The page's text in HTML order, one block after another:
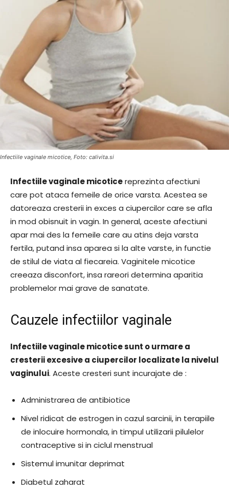
Infectiile vaginale micotice, Foto: calivita.si
Infectiile vaginale micoticereprezinta afectiuni
care pot ataca femeile de orice varsta. Acestea se
datoreaza cresterii in exces a ciupercilor care se afla
in mod obisnuit in vagin. In general, aceste afectiuni
apar mai des la femeile care au atins deja varsta
fertila, putand insa aparea si la alte varste, in functie
de stilul de viata al fiecareia. Vaginitele micotice
creeaza disconfort, insa rareori determina aparitia
problemelor mai grave de sanatate.
Cauzele infectiilor vaginale
Infectiile vaginale micotice sunt o urmare a
cresterii excesive a ciupercilor localizate la nivelul
vaginului. Aceste cresteri sunt incurajate de :
Administrarea de antibiotice
Nivel ridicat de estrogen in cazul sarcinii, in terapiile
de inlocuire hormonala, in timpul utilizarii pilulelor
contraceptive si in ciclul menstrual
Sistemul imunitar deprimat
Diabetul zaharat